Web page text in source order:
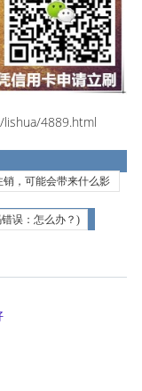
4889.html
，可能会带来什么影
误：怎么办？)